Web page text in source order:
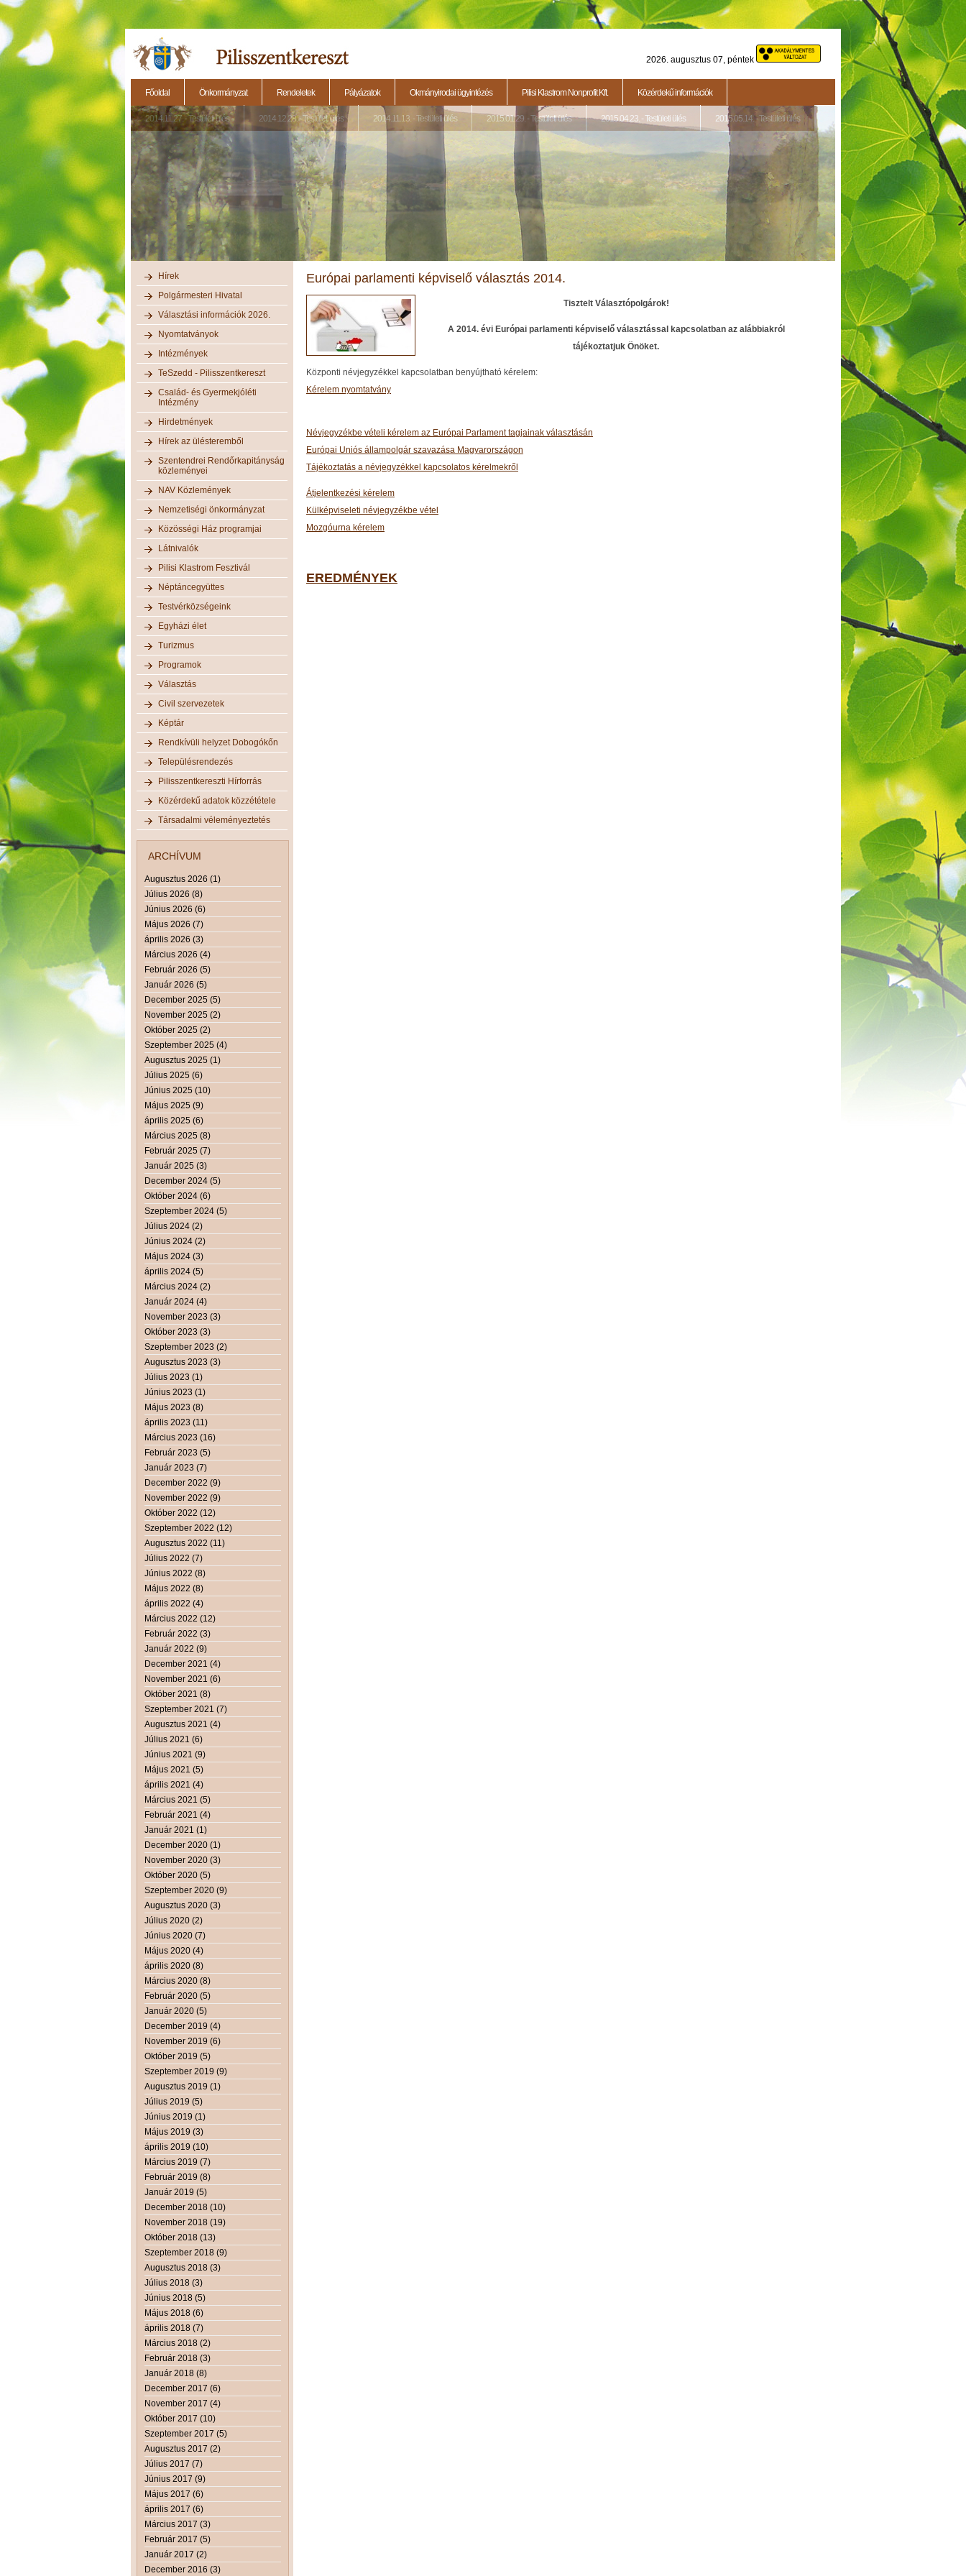
2026. augusztus 07, péntek
Főoldal Önkormányzat Rendeletek Pályázatok Okmányirodai ügyintézés Pilisi Klastrom Nonprofit Kft. Közérdekű információk
2014.11.27. - Testületi ülés 2014.12.28. - Testületi ülés 2014.11.13. - Testületi ülés 2015.01.29. - Testületi ülés 2015.04.23. - Testületi ülés 2015.05.14. - Testületi ülés
Hírek
Polgármesteri Hivatal
Választási információk 2026.
Nyomtatványok
Intézmények
TeSzedd - Pilisszentkereszt
Család- és Gyermekjóléti
Intézmény
Hirdetmények
Hírek az ülésteremből
Szentendrei Rendőrkapitányság
közleményei
NAV Közlemények
Nemzetiségi önkormányzat
Közösségi Ház programjai
Látnivalók
Pilisi Klastrom Fesztivál
Néptáncegyüttes
Testvérközségeink
Egyházi élet
Turizmus
Programok
Választás
Civil szervezetek
Képtár
Rendkívüli helyzet Dobogókőn
Településrendezés
Pilisszentkereszti Hírforrás
Közérdekű adatok közzététele
Társadalmi véleményeztetés
ARCHÍVUM
Augusztus 2026 (1)
Július 2026 (8)
Június 2026 (6)
Május 2026 (7)
április 2026 (3)
Március 2026 (4)
Február 2026 (5)
Január 2026 (5)
December 2025 (5)
November 2025 (2)
Október 2025 (2)
Szeptember 2025 (4)
Augusztus 2025 (1)
Július 2025 (6)
Június 2025 (10)
Május 2025 (9)
április 2025 (6)
Március 2025 (8)
Február 2025 (7)
Január 2025 (3)
December 2024 (5)
Október 2024 (6)
Szeptember 2024 (5)
Július 2024 (2)
Június 2024 (2)
Május 2024 (3)
április 2024 (5)
Március 2024 (2)
Január 2024 (4)
November 2023 (3)
Október 2023 (3)
Szeptember 2023 (2)
Augusztus 2023 (3)
Július 2023 (1)
Június 2023 (1)
Május 2023 (8)
április 2023 (11)
Március 2023 (16)
Február 2023 (5)
Január 2023 (7)
December 2022 (9)
November 2022 (9)
Október 2022 (12)
Szeptember 2022 (12)
Augusztus 2022 (11)
Július 2022 (7)
Június 2022 (8)
Május 2022 (8)
április 2022 (4)
Március 2022 (12)
Február 2022 (3)
Január 2022 (9)
December 2021 (4)
November 2021 (6)
Október 2021 (8)
Szeptember 2021 (7)
Augusztus 2021 (4)
Július 2021 (6)
Június 2021 (9)
Május 2021 (5)
április 2021 (4)
Március 2021 (5)
Február 2021 (4)
Január 2021 (1)
December 2020 (1)
November 2020 (3)
Október 2020 (5)
Szeptember 2020 (9)
Augusztus 2020 (3)
Július 2020 (2)
Június 2020 (7)
Május 2020 (4)
április 2020 (8)
Március 2020 (8)
Február 2020 (5)
Január 2020 (5)
December 2019 (4)
November 2019 (6)
Október 2019 (5)
Szeptember 2019 (9)
Augusztus 2019 (1)
Július 2019 (5)
Június 2019 (1)
Május 2019 (3)
április 2019 (10)
Március 2019 (7)
Február 2019 (8)
Január 2019 (5)
December 2018 (10)
November 2018 (19)
Október 2018 (13)
Szeptember 2018 (9)
Augusztus 2018 (3)
Július 2018 (3)
Június 2018 (5)
Május 2018 (6)
április 2018 (7)
Március 2018 (2)
Február 2018 (3)
Január 2018 (8)
December 2017 (6)
November 2017 (4)
Október 2017 (10)
Szeptember 2017 (5)
Augusztus 2017 (2)
Július 2017 (7)
Június 2017 (9)
Május 2017 (6)
április 2017 (6)
Március 2017 (3)
Február 2017 (5)
Január 2017 (2)
December 2016 (3)
Európai parlamenti képviselő választás 2014.
Tisztelt Választópolgárok!
A 2014. évi Európai parlamenti képviselő választással kapcsolatban az alábbiakról
tájékoztatjuk Önöket.
Központi névjegyzékkel kapcsolatban benyújtható kérelem:
Kérelem nyomtatvány
Névjegyzékbe vételi kérelem az Európai Parlament tagjainak választásán
Európai Uniós állampolgár szavazása Magyarországon
Tájékoztatás a névjegyzékkel kapcsolatos kérelmekről
Átjelentkezési kérelem
Külképviseleti névjegyzékbe vétel
Mozgóurna kérelem
EREDMÉNYEK